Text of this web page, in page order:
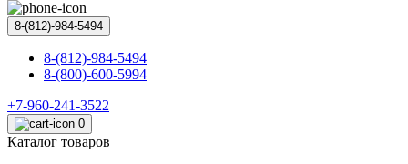
8-(812)-984-5494
8-(812)-984-5494
8-(800)-600-5994
+7-960-241-3522
0
Каталог товаров